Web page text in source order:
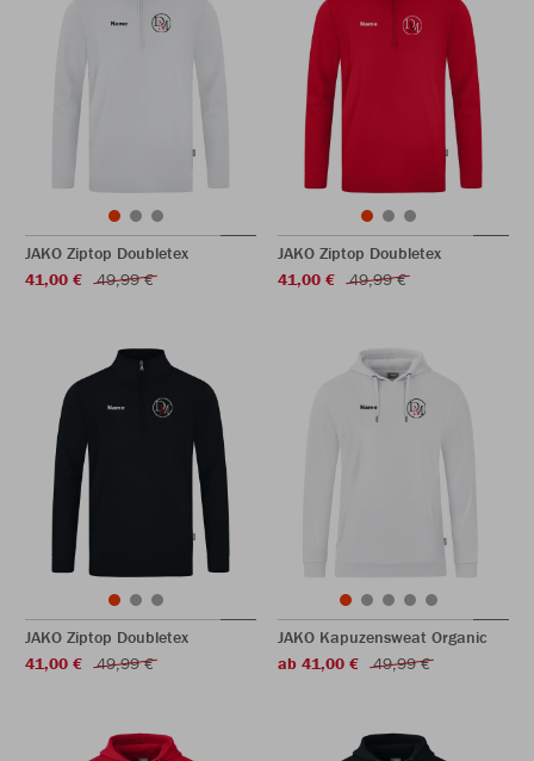
JAKO Ziptop Doubletex
41,00 €
49,99 €
JAKO Ziptop Doubletex
41,00 €
49,99 €
JAKO Ziptop Doubletex
41,00 €
49,99 €
JAKO Kapuzensweat Organic
ab 41,00 €
49,99 €